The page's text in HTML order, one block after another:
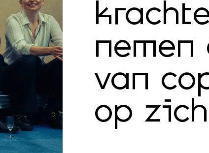
van
op zich